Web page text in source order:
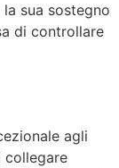
sua sostegno
di controllare
agli
collegare